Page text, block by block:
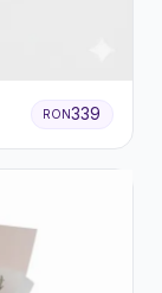
RON339